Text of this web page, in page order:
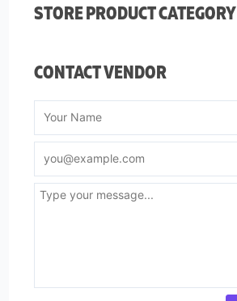
STORE PRODUCT CATEGORY
CONTACT VENDOR